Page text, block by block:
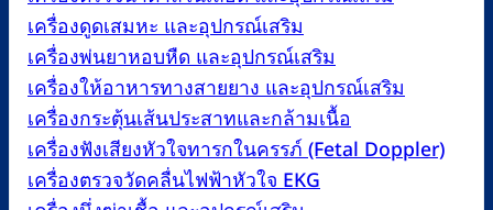
เครื่องดูดเสมหะ และอุปกรณ์เสริม
เครื่องพ่นยาหอบหืด และอุปกรณ์เสริม
เครื่องให้อาหารทางสายยาง และอุปกรณ์เสริม
เครื่องกระตุ้นเส้นประสาทและกล้ามเนื้อ
เครื่องฟังเสียงหัวใจทารกในครรภ์ (Fetal Doppler)
เครื่องตรวจวัดคลื่นไฟฟ้าหัวใจ EKG